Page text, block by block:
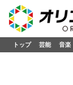
トップ 芸能 音楽